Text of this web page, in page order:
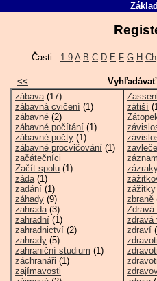
Časti : 1-9 A B C D E F G H Ch
<<
zábava(17)
zábavná cvičení (1)
zábavné (2)
zábavné počítání (1)
zábavné počty (1)
zábavné procvičování (1)
začátečníci
Začít spolu (1)
záda(1)
zadání (1)
záhady (9)
zahrada(3)
zahradní (1)
zahradnictví (2)
zahrady (5)
zahraniční studium (1)
záchranáři (1)
zajímavosti
zátiší
zážitky
zbraně
Zdravá
zdravá
zdraví